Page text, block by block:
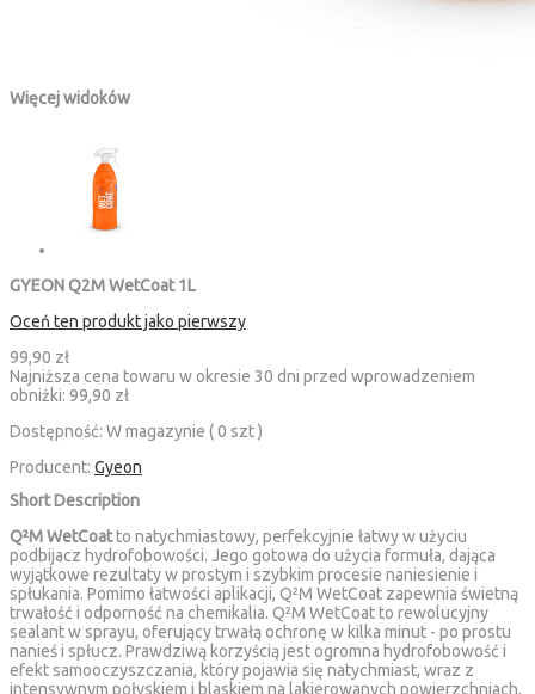
Więcej widoków
GYEON Q2M WetCoat 1L
Oceń ten produkt jako pierwszy
99,90 zł
Najniższa cena towaru w okresie 30 dni przed wprowadzeniem
obniżki: 99,90 zł
Dostępność: W magazynie ( 0 szt )
Producent: Gyeon
Short Description
Q²M WetCoatto natychmiastowy, perfekcyjnie łatwy w użyciu
podbijacz hydrofobowości. Jego gotowa do użycia formuła, dająca
wyjątkowe rezultaty w prostym i szybkim procesie naniesienie i
spłukania. Pomimo łatwości aplikacji, Q²M WetCoat zapewnia świetną
trwałość i odporność na chemikalia. Q²M WetCoat to rewolucyjny
sealant w sprayu, oferujący trwałą ochronę w kilka minut - po prostu
nanieś i spłucz. Prawdziwą korzyścią jest ogromna hydrofobowość i
efekt samooczyszczania, który pojawia się natychmiast, wraz z
intensywnym połyskiem i blaskiem na lakierowanych powierzchniach.